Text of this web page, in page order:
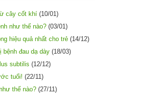
cây cốt khí (10/01)
như thế nào? (03/01)
hiệu quả nhất cho trẻ (14/12)
đau dạ dày (18/03)
subtilis (12/12)
tuổi! (22/11)
thế nào? (27/11)